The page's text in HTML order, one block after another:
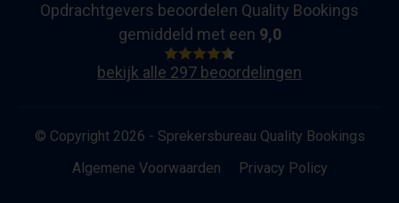
Opdrachtgevers beoordelen Quality Bookings
gemiddeld met een 9,0
bekijk alle 297 beoordelingen
© Copyright 2026 - Sprekersbureau Quality Bookings
Algemene Voorwaarden
Privacy Policy